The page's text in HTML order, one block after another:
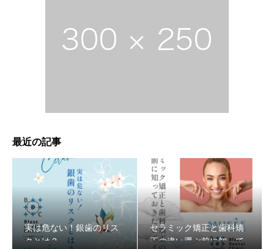
最近の記事
実は危ない！銀歯のリス
クとは？
セラミック矯正と歯科矯
正の違い選ぶ前に知って